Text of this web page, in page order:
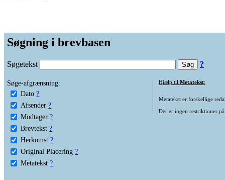
Søgning i brevbasen
Søgetekst ?
Søge-afgrænsning:
Dato ?
Afsender ?
Modtager ?
Brevtekst ?
Herkomst ?
Original Placering ?
Metatekst ?
Hjælp til Metatekst:
Metatekst er forskellige
Der er ingen restriktioner